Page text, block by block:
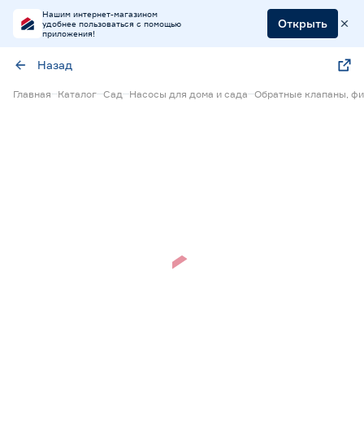
Нашим интернет-магазином
удобнее пользоваться с помощью
приложения!
Открыть
Назад
Главная Каталог Сад Насосы для дома и сада Обратные клапаны,